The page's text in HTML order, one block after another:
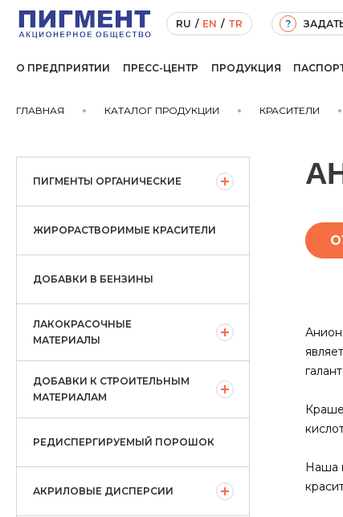
RU / EN / TR ?
О ПРЕДПРИЯТИИ ПРЕСС-ЦЕНТР ПРОДУКЦИЯ
ГЛАВНАЯ КАТАЛОГ ПРОДУКЦИИ КРАСИТЕЛИ
ПИГМЕНТЫ ОРГАНИЧЕСКИЕ
ЖИРОРАСТВОРИМЫЕ КРАСИТЕЛИ
ДОБАВКИ В БЕНЗИНЫ
ЛАКОКРАСОЧНЫЕ
МАТЕРИАЛЫ
ДОБАВКИ К СТРОИТЕЛЬНЫМ
МАТЕРИАЛАМ
РЕДИСПЕРГИРУЕМЫЙ ПОРОШОК
АКРИЛОВЫЕ ДИСПЕРСИИ
Наша